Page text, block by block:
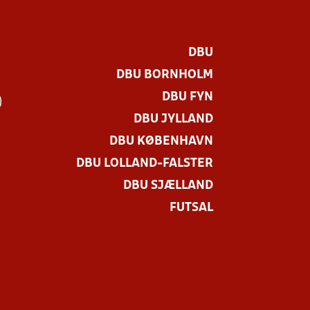
DBU
DBU BORNHOLM
DBU FYN
DBU JYLLAND
DBU KØBENHAVN
DBU LOLLAND-FALSTER
DBU SJÆLLAND
FUTSAL